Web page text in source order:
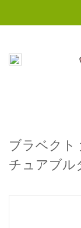
ブラベクト
チュアブル